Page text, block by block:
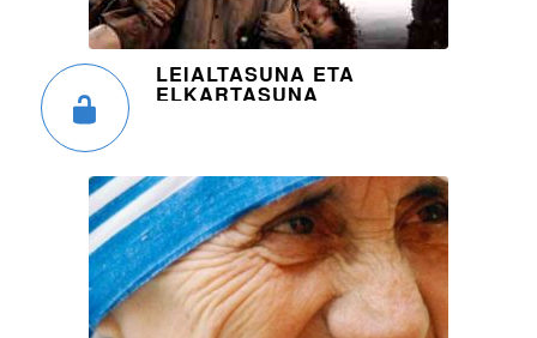
LEIALTASUNA ETA
ELKARTASUNA